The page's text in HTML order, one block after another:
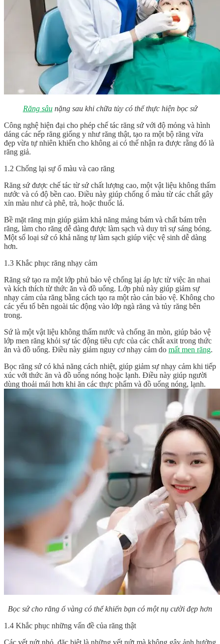
Răng sâunặng sau khi chữa tủy có thể thực hiện bọc sứ
Công nghệ hiện đại cho phép chế tác răng sứ với độ mỏng và hình
dáng các nếp răng giống y như răng thật, tạo ra một bộ răng vừa
đẹp vừa tự nhiên khiến cho không ai có thể nhận ra được rằng đó là
răng giả.
1.2 Chống lại sự ố màu và cao răng
Răng sứ được chế tác từ sứ chất lượng cao, một vật liệu không thấm
nước và có độ bền cao. Điều này giúp chống ố màu từ các chất gây
xỉn màu như cà phê, trà, hoặc thuốc lá.
Bề mặt răng mịn giúp giảm khả năng mảng bám và chất bám trên
răng, làm cho răng dễ dàng được làm sạch và duy trì sự sáng bóng.
Một số loại sứ có khả năng tự làm sạch giúp việc vệ sinh dễ dàng
hơn.
1.3 Khắc phục răng nhạy cảm
Răng sứ tạo ra một lớp phủ bảo vệ chống lại áp lực từ việc ăn nhai
và kích thích từ thức ăn và đồ uống. Lớp phủ này giúp giảm sự
nhạy cảm của răng bằng cách tạo ra một rào cản bảo vệ. Không cho
các yếu tố bên ngoài tác động vào lớp ngà răng và tủy răng bên
trong.
Sứ là một vật liệu không thấm nước và chống ān mòn, giúp bảo vệ
lớp men răng khỏi sự tác động tiêu cực của các chất axit trong thức
ăn và đồ uống. Điều này giảm nguy cơ nhạy cảm do mất men răng.
Bọc răng sứ có khả năng cách nhiệt, giúp giảm sự nhạy cảm khi tiếp
xúc với thức ăn và đồ uống nóng hoặc lạnh. Điều này giúp người
dùng thoải mái hơn khi ăn các thực phẩm và đồ uống nóng, lạnh.
Bọc sứ cho răng ố vàng có thể khiến bạn có một nụ cười đẹp hơn
1.4 Khắc phục những vấn đề của răng thật